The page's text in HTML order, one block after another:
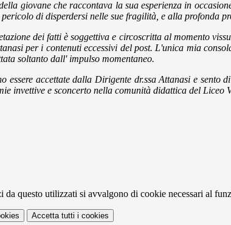
giovane che raccontava la sua esperienza in
di disperdersi nelle sue fragilità, e alla profonda
dei fatti è soggettiva e circoscritta al momento
per i contenuti eccessivi del post. L'unica mia
soltanto dall' impulso momentaneo.
essere accettate dalla Dirigente dr.ssa Attanasi e
invettive e sconcerto nella comunità didattica del
da questo utilizzati si avvalgono di cookie necessari al
Accetta tutti i cookies